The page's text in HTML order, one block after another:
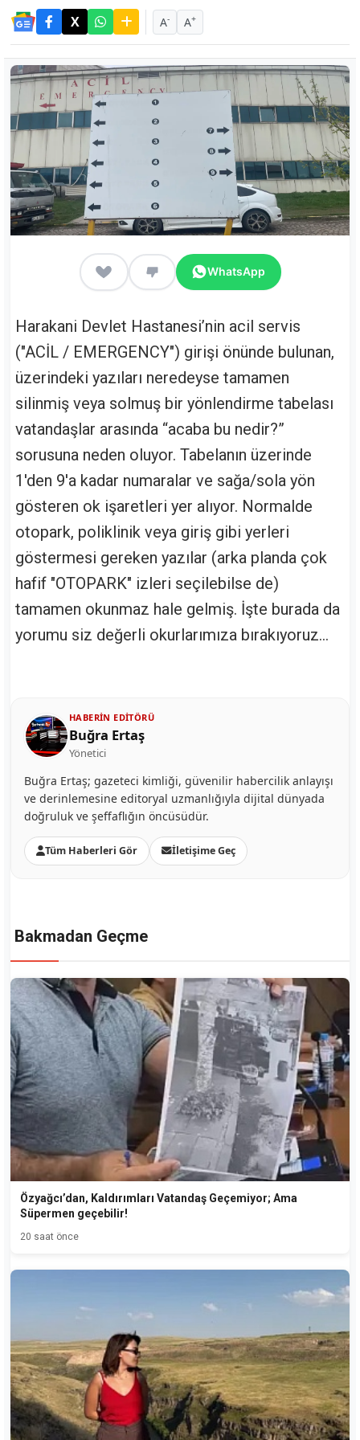
A- A+
WhatsApp
Harakani Devlet Hastanesi’nin acil servis
("ACİL / EMERGENCY") girişi önünde bulunan,
üzerindeki yazıları neredeyse tamamen
silinmiş veya solmuş bir yönlendirme tabelası
vatandaşlar arasında “acaba bu nedir?”
sorusuna neden oluyor. Tabelanın üzerinde
1'den 9'a kadar numaralar ve sağa/sola yön
gösteren ok işaretleri yer alıyor. Normalde
otopark, poliklinik veya giriş gibi yerleri
göstermesi gereken yazılar (arka planda çok
hafif "OTOPARK" izleri seçilebilse de)
tamamen okunmaz hale gelmiş. İşte burada da
yorumu siz değerli okurlarımıza bırakıyoruz…
HABERIN EDITÖRÜ
Buğra Ertaş
Yönetici
Buğra Ertaş; gazeteci kimliği, güvenilir habercilik anlayışı
ve derinlemesine editoryal uzmanlığıyla dijital dünyada
doğruluk ve şeffaflığın öncüsüdür.
Tüm Haberleri Gör İletişime Geç
Bakmadan Geçme
Özyağcı’dan, Kaldırımları Vatandaş Geçemiyor; Ama
Süpermen geçebilir!
20 saat önce